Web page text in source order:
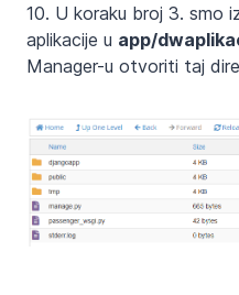
10. U koraku broj 3. smo
aplikacije u app/
Manager-u otvoriti taj